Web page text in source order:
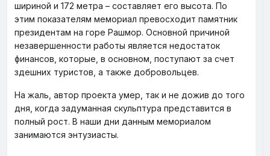
шириной и 172 метра – составляет его высота. По
этим показателям мемориал превосходит памятник
президентам на горе Рашмор. Основной причиной
незавершенности работы является недостаток
финансов, которые, в основном, поступают за счет
здешних туристов, а также добровольцев.
На жаль, автор проекта умер, так и не дожив до того
дня, когда задуманная скульптура представится в
полный рост. В наши дни данным мемориалом
занимаются энтузиасты.